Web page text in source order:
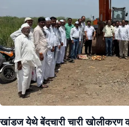
खांडज येथे बेंदचारी चारी खोलीकरण